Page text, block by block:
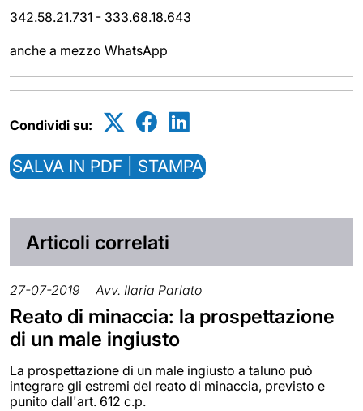
342.58.21.731 - 333.68.18.643
anche a mezzo WhatsApp
Condividi su:
SALVA IN PDF | STAMPA
Articoli correlati
27-07-2019 Avv. Ilaria Parlato
Reato di minaccia: la prospettazione
di un male ingiusto
La prospettazione di un male ingiusto a taluno può
integrare gli estremi del reato di minaccia, previsto e
punito dall'art. 612 c.p.